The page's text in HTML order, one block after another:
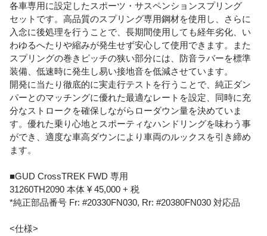
各車専用に設定したスポーツ・サスペンションスプリング
セットです。高品質のスプリング専用鋼材を使用し、さらに
入念に後処理を行うことで、長期間使用しても経年劣化、い
わゆるへたりや縮みが発生せず安心して使用できます。また
スプリングの巻きピッチの狭い部分には、防音ラバーを標準
装備、低速時に発生し易い接地音を低減させています。
開発に当たり徹底的に実走行テストを行うことで、純正ダン
パーとのマッチングに優れた最適なレートを設定、同時に充
分なストロークを確保しながらローダウン量を決めていま
す。優れた乗り心地とスポーティなハンドリングを味わう事
ができ、適度な車高ダウンにより車両のルックスを引き締め
ます。
■GUD CrossTREK FWD 専用
31260TH2090 本体 ¥ 45,000 + 税
*純正部品番号 Fr: #20330FN030, Rr: #20380FN030 対応品
<仕様>